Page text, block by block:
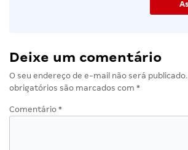
Deixe um comentário
O seu endereço de e-mail não será publicado.
obrigatórios são marcados com *
Comentário *